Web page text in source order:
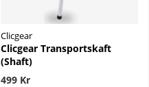
Clicgear
Clicgear Transportskaft
(Shaft)
499 Kr